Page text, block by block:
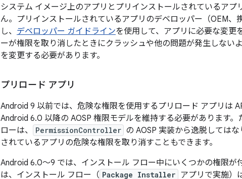
システム イメージ上のアプリとプリインストールされているア
ん。プリインストールされているアプリのデベロッパー（OEM、
し、 デベロッパー ガイドラインを使用して、アプリに必要な変更
ーが権限を取り消したときにクラッシュや他の問題が発生しない
を変更する必要があります。
プリロード アプリ
Android 9 以前では、危険な権限を使用するプリロード アプリは
Android 6.0 以降の AOSP 権限モデルを維持する必要があります
ローは、
PermissionController の AOSP 実装から逸脱しては
されているアプリの危険な権限を取り消すこともできます。
Android 6.0～9 では、インストール フロー中にいくつかの権限が
は、インストール フロー（ Package Installer アプリで実施）